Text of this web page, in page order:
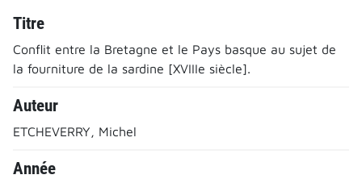
Titre
Conflit entre la Bretagne et le Pays basque au sujet de
la fourniture de la sardine [XVIIIe siècle].
Auteur
ETCHEVERRY, Michel
Année